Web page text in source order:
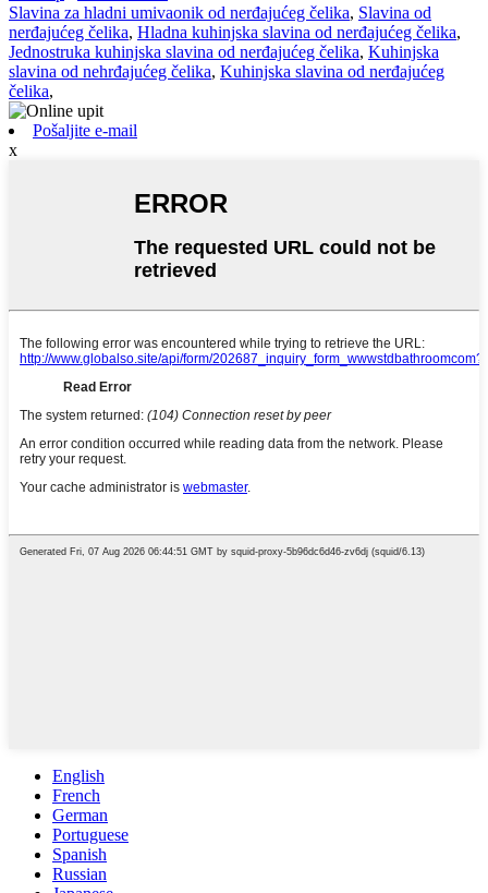
Slavina za hladni umivaonik od nerđajućeg čelika, Slavina od
nerđajućeg čelika, Hladna kuhinjska slavina od nerđajućeg čelika,
Jednostruka kuhinjska slavina od nerđajućeg čelika, Kuhinjska
slavina od nehrđajućeg čelika, Kuhinjska slavina od nerđajućeg
čelika,
Pošaljite e-mail
x
English
French
German
Portuguese
Spanish
Russian